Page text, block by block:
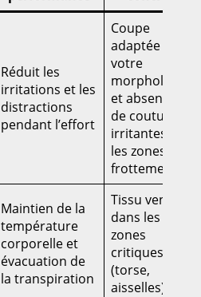
Réduit les
irritations et les
distractions
pendant l’effort
Coupe
adaptée à
votre
morphologie
et absence
de coutures
irritantes sur
les zones de
frottement
Maintien de la
température
corporelle et
évacuation de
la transpiration
Tissu ventilé
dans les
zones
critiques
(torse,
aisselles)